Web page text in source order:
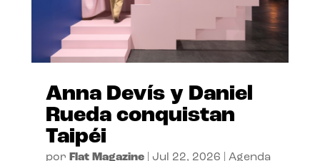
Anna Devís y Daniel
Rueda conquistan
Taipéi
por Flat Magazine| Jul 22, 2026 Agenda